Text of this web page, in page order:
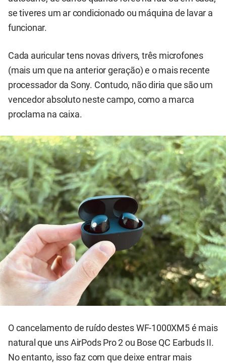
se tiveres um ar condicionado ou máquina de lavar a
funcionar.
Cada auricular tens novas drivers, três microfones
(mais um que na anterior geração) e o mais recente
processador da Sony. Contudo, não diria que são um
vencedor absoluto neste campo, como a marca
proclama na caixa.
O cancelamento de ruído destes WF-1000XM5 é mais
natural que uns AirPods Pro 2 ou Bose QC Earbuds II.
No entanto, isso faz com que deixe entrar mais